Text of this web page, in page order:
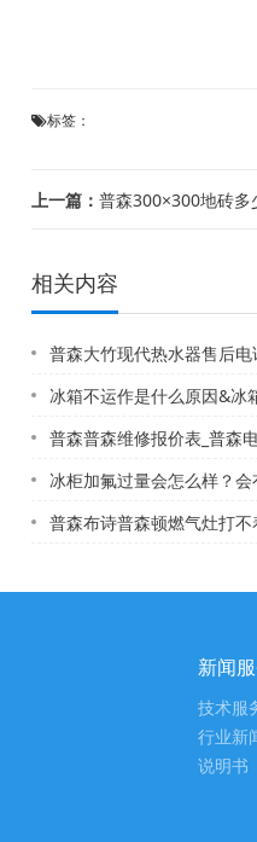
标签：
上一篇： 普森300×300地砖多少
相关内容
普森大竹现代热水器售后电话,大竹4s店\大足修热水
冰箱不运作是什么原因&冰箱
普森普森维修报价表_普森电器
冰柜加氟过量会怎么样？会有什么
普森布诗普森顿燃气灶打不着步步高燃气灶点不着火
新闻
技术服
行业新
说明书